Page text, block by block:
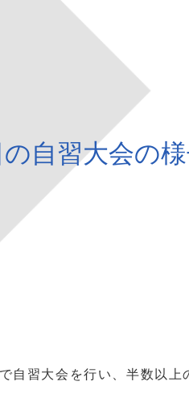
の自習大会の
自習大会を行い、半数以